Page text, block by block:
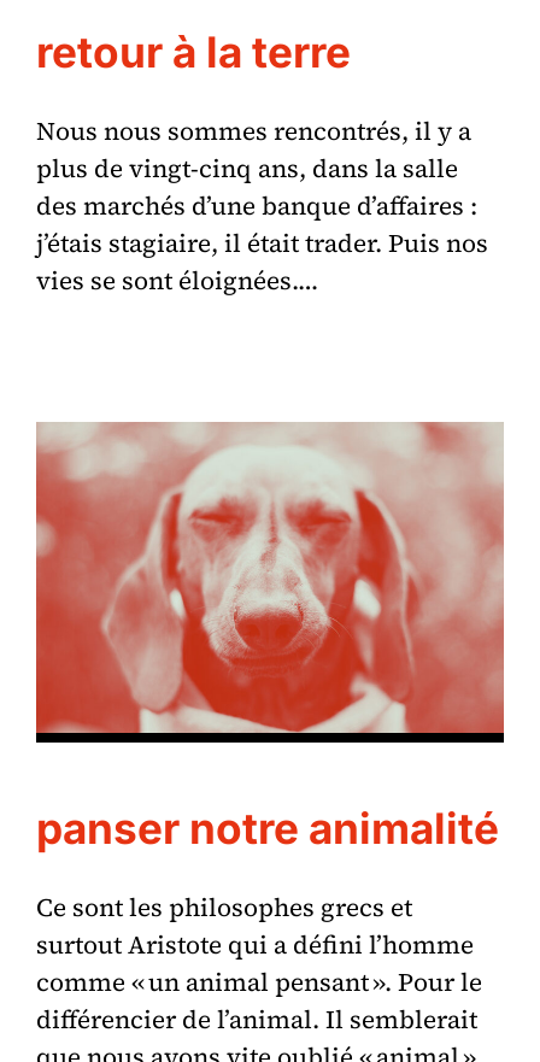
retour à la terre
Nous nous sommes rencontrés, il y a
plus de vingt-cinq ans, dans la salle
des marchés d’une banque d’affaires :
j’étais stagiaire, il était trader. Puis nos
vies se sont éloignées.…
panser notre animalité
Ce sont les philosophes grecs et
surtout Aristote qui a défini l’homme
comme « un animal pensant ». Pour le
différencier de l’animal. Il semblerait